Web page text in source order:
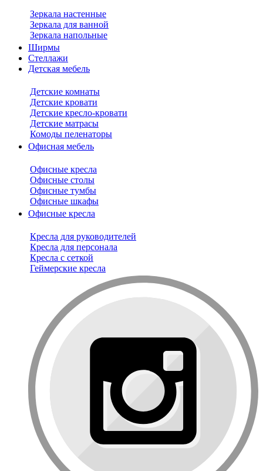
Зеркала настенные
Зеркала для ванной
Зеркала напольные
Ширмы
Стеллажи
Детская мебель
Детские комнаты
Детские кровати
Детские кресло-кровати
Детские матрасы
Комоды пеленаторы
Офисная мебель
Офисные кресла
Офисные столы
Офисные тумбы
Офисные шкафы
Офисные кресла
Кресла для руководителей
Кресла для персонала
Кресла с сеткой
Геймерские кресла